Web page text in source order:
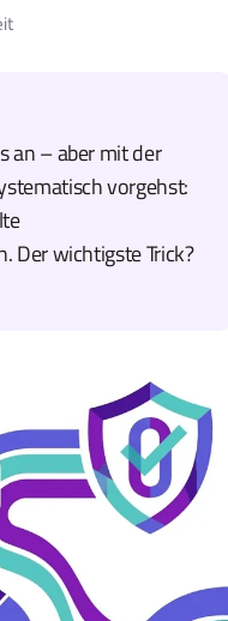
an – aber mit der
vorgehst:
Der wichtigste Trick?